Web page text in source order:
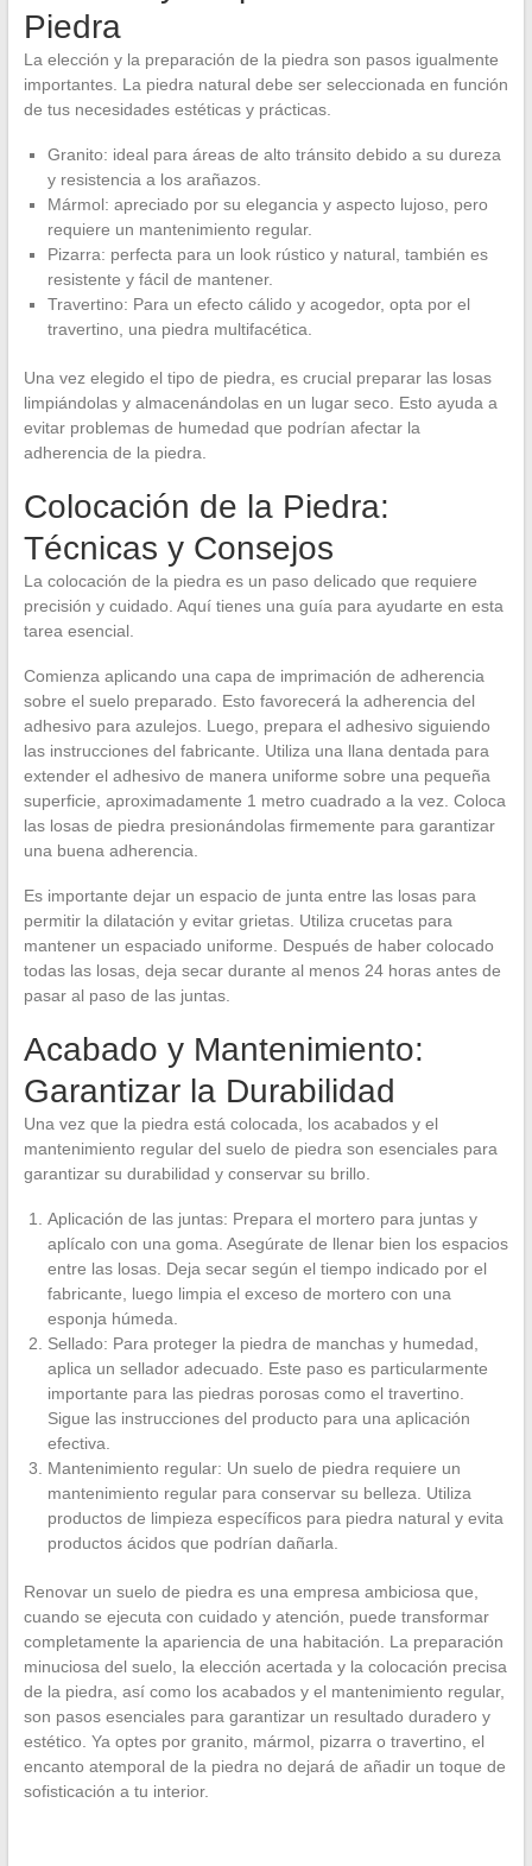
Piedra
La elección y la preparación de la piedra son pasos igualmente
importantes. La piedra natural debe ser seleccionada en función
de tus necesidades estéticas y prácticas.
Granito: ideal para áreas de alto tránsito debido a su dureza
y resistencia a los arañazos.
Mármol: apreciado por su elegancia y aspecto lujoso, pero
requiere un mantenimiento regular.
Pizarra: perfecta para un look rústico y natural, también es
resistente y fácil de mantener.
Travertino: Para un efecto cálido y acogedor, opta por el
travertino, una piedra multifacética.
Una vez elegido el tipo de piedra, es crucial preparar las losas
limpiándolas y almacenándolas en un lugar seco. Esto ayuda a
evitar problemas de humedad que podrían afectar la
adherencia de la piedra.
Colocación de la Piedra:
Técnicas y Consejos
La colocación de la piedra es un paso delicado que requiere
precisión y cuidado. Aquí tienes una guía para ayudarte en esta
tarea esencial.
Comienza aplicando una capa de imprimación de adherencia
sobre el suelo preparado. Esto favorecerá la adherencia del
adhesivo para azulejos. Luego, prepara el adhesivo siguiendo
las instrucciones del fabricante. Utiliza una llana dentada para
extender el adhesivo de manera uniforme sobre una pequeña
superficie, aproximadamente 1 metro cuadrado a la vez. Coloca
las losas de piedra presionándolas firmemente para garantizar
una buena adherencia.
Es importante dejar un espacio de junta entre las losas para
permitir la dilatación y evitar grietas. Utiliza crucetas para
mantener un espaciado uniforme. Después de haber colocado
todas las losas, deja secar durante al menos 24 horas antes de
pasar al paso de las juntas.
Acabado y Mantenimiento:
Garantizar la Durabilidad
Una vez que la piedra está colocada, los acabados y el
mantenimiento regular del suelo de piedra son esenciales para
garantizar su durabilidad y conservar su brillo.
Aplicación de las juntas: Prepara el mortero para juntas y
aplícalo con una goma. Asegúrate de llenar bien los espacios
entre las losas. Deja secar según el tiempo indicado por el
fabricante, luego limpia el exceso de mortero con una
esponja húmeda.
Sellado: Para proteger la piedra de manchas y humedad,
aplica un sellador adecuado. Este paso es particularmente
importante para las piedras porosas como el travertino.
Sigue las instrucciones del producto para una aplicación
efectiva.
Mantenimiento regular: Un suelo de piedra requiere un
mantenimiento regular para conservar su belleza. Utiliza
productos de limpieza específicos para piedra natural y evita
productos ácidos que podrían dañarla.
Renovar un suelo de piedra es una empresa ambiciosa que,
cuando se ejecuta con cuidado y atención, puede transformar
completamente la apariencia de una habitación. La preparación
minuciosa del suelo, la elección acertada y la colocación precisa
de la piedra, así como los acabados y el mantenimiento regular,
son pasos esenciales para garantizar un resultado duradero y
estético. Ya optes por granito, mármol, pizarra o travertino, el
encanto atemporal de la piedra no dejará de añadir un toque de
sofisticación a tu interior.